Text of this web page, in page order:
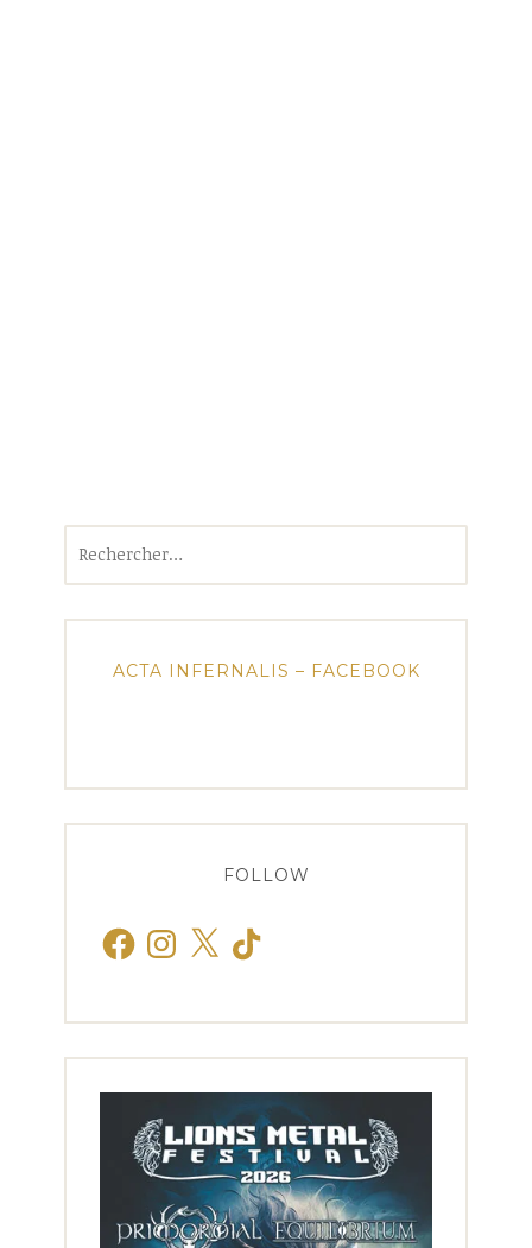
ACTA INFERNALIS – FACEBOOK
FOLLOW
FacebookInstagram
X TikTok